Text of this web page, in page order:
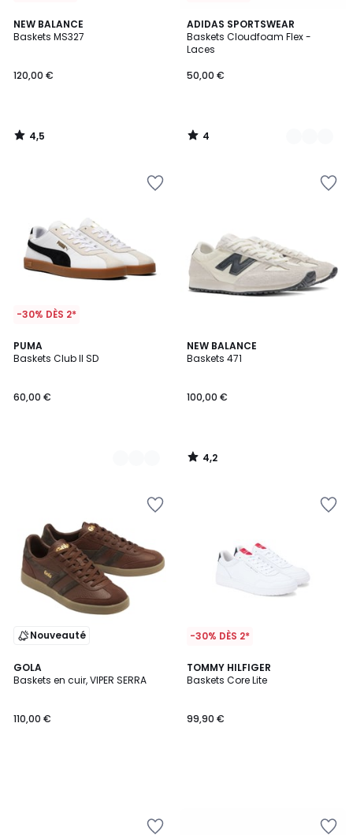
NEW BALANCE
Baskets MS327
120,00 €
4,5
/ 5
4,5
/
ADIDAS SPORTSWEAR
Baskets Cloudfoam Flex -
Laces
50,00 €
4
/
5
2
Couleurs
4
/
-30% DÈS 2*
PUMA
Baskets Club II SD
60,00 €
2
Couleurs
NEW BALANCE
Baskets 471
100,00 €
4,2
/ 5
4,2
/
Nouveauté
GOLA
Baskets en cuir, VIPER SERRA
110,00 €
-30% DÈS 2*
TOMMY HILFIGER
Baskets Core Lite
99,90 €